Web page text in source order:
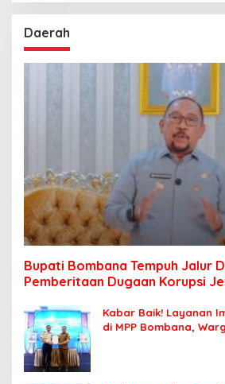
Daerah
Bupati Bombana Tempuh Jalur
Pemberitaan Dugaan Korupsi
Kabar Baik! Layanan
di MPP Bombana,